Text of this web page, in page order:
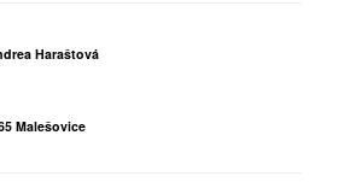
Haraštová
Malešovice